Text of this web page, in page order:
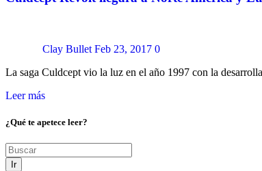
Clay Bullet Feb 23, 2017 0
La saga Culdcept vio la luz en el año 1997 con la
Leer más
¿Qué te apetece leer?
Ir